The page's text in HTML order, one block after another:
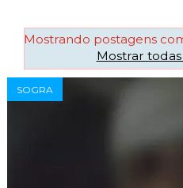
Mostrando postagens
Mostrar
SOGRA